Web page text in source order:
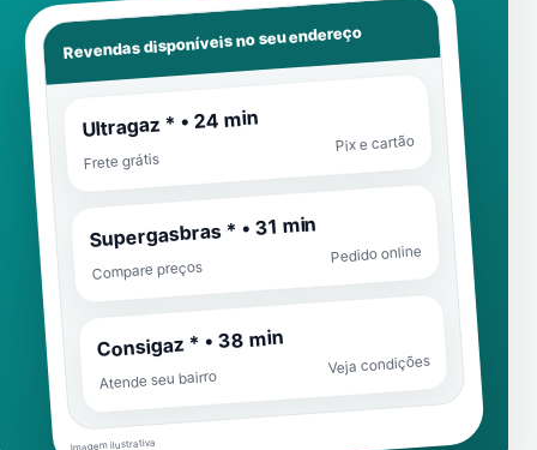
Revendas disponíveis no seu endereço
Ultragaz * • 24 min
Frete grátis
Pix e cartão
Supergasbras * • 31 min
Compare preços
Pedido online
Consigaz * • 38 min
Atende seu bairro
Veja condições
Imagem ilustrativa